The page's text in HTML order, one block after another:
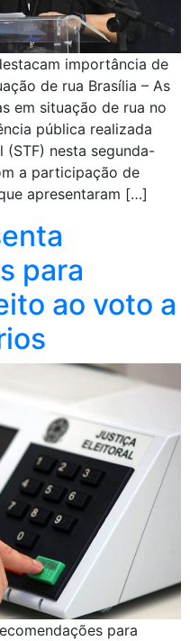
importância de
de rua Brasília – As
em situação de rua no
pública realizada
(STF) nesta segunda-
a participação de
apresentaram […]
para
ao voto a
para